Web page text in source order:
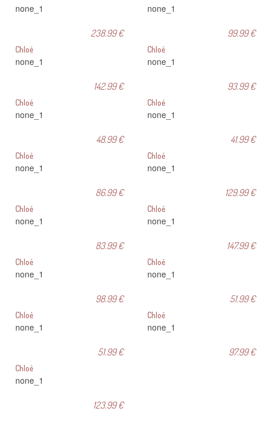
none_1
238.99 €
none_1
99.99 €
Chloé
none_1
142.99 €
Chloé
none_1
93.99 €
Chloé
none_1
48.99 €
Chloé
none_1
41.99 €
Chloé
none_1
86.99 €
Chloé
none_1
129.99 €
Chloé
none_1
83.99 €
Chloé
none_1
147.99 €
Chloé
none_1
98.99 €
Chloé
none_1
51.99 €
Chloé
none_1
51.99 €
Chloé
none_1
97.99 €
Chloé
none_1
123.99 €